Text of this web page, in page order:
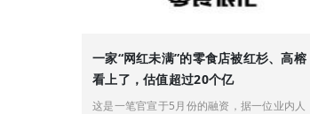
一家“网红未满”的零食店被红杉、高榕
看上了，估值超过20个亿
这是一笔官宣于5月份的融资，据一位业内人